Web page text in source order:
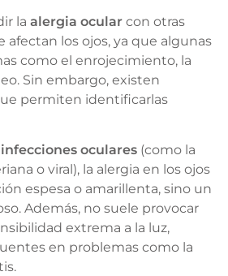
la alergia ocular con otras
los ojos, ya que algunas
como el enrojecimiento, la
Sin embargo, existen
permiten identificarlas
infecciones oculares (como la
o viral), la alergia en los ojos
espesa o amarillenta, sino un
Además, no suele provocar
extrema a la luz,
en problemas como la